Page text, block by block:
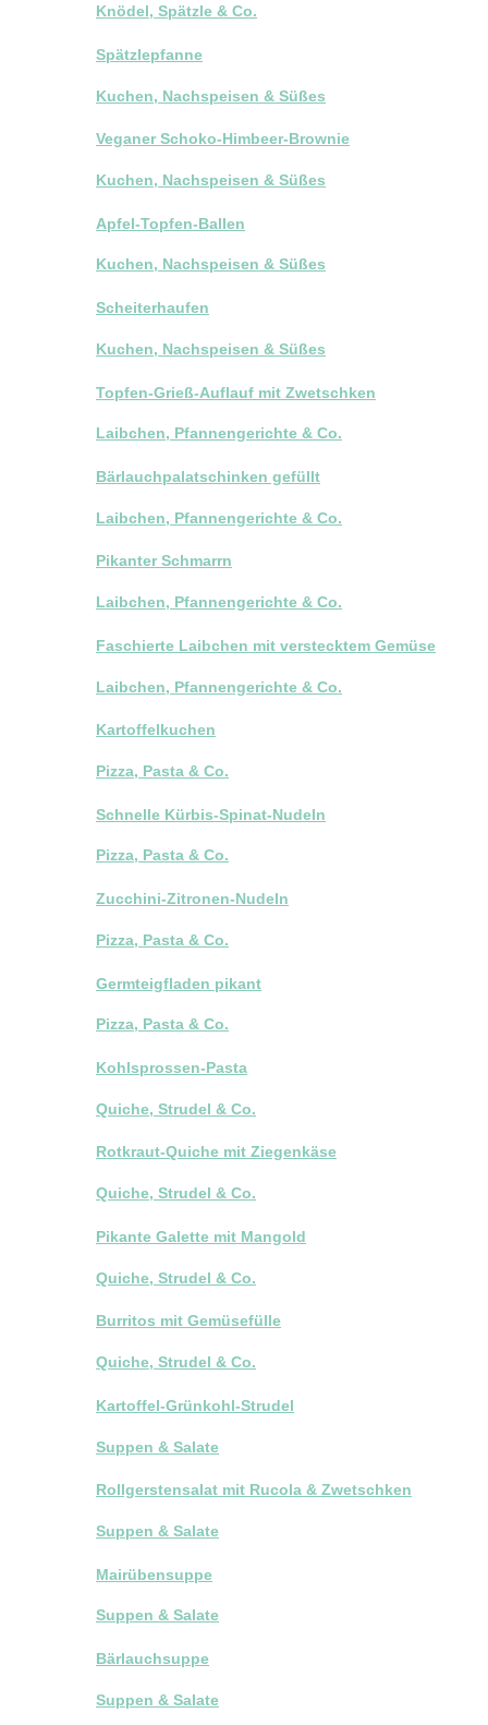
Knödel, Spätzle & Co.
Spätzlepfanne
Kuchen, Nachspeisen & Süßes
Veganer Schoko-Himbeer-Brownie
Kuchen, Nachspeisen & Süßes
Apfel-Topfen-Ballen
Kuchen, Nachspeisen & Süßes
Scheiterhaufen
Kuchen, Nachspeisen & Süßes
Topfen-Grieß-Auflauf mit Zwetschken
Laibchen, Pfannengerichte & Co.
Bärlauchpalatschinken gefüllt
Laibchen, Pfannengerichte & Co.
Pikanter Schmarrn
Laibchen, Pfannengerichte & Co.
Faschierte Laibchen mit verstecktem Gemüse
Laibchen, Pfannengerichte & Co.
Kartoffelkuchen
Pizza, Pasta & Co.
Schnelle Kürbis-Spinat-Nudeln
Pizza, Pasta & Co.
Zucchini-Zitronen-Nudeln
Pizza, Pasta & Co.
Germteigfladen pikant
Pizza, Pasta & Co.
Kohlsprossen-Pasta
Quiche, Strudel & Co.
Rotkraut-Quiche mit Ziegenkäse
Quiche, Strudel & Co.
Pikante Galette mit Mangold
Quiche, Strudel & Co.
Burritos mit Gemüsefülle
Quiche, Strudel & Co.
Kartoffel-Grünkohl-Strudel
Suppen & Salate
Rollgerstensalat mit Rucola & Zwetschken
Suppen & Salate
Mairübensuppe
Suppen & Salate
Bärlauchsuppe
Suppen & Salate